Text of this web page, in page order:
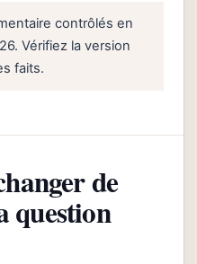
contrôlés en
Vérifiez la version
faits.
de
question